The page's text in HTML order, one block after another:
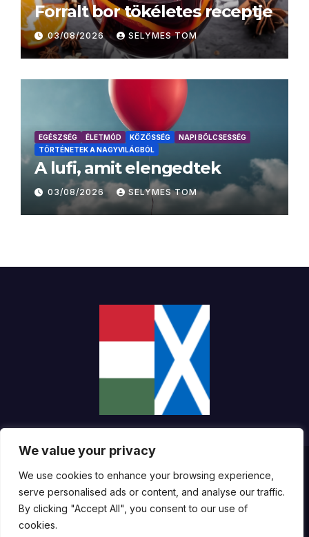
We value your privacy
We use cookies to enhance your browsing experience,
serve personalised ads or content, and analyse our traffic.
By clicking "Accept All", you consent to our use of
cookies.
Forralt bor tökéletes receptje
03/08/2026 SELYMES TOM
EGÉSZSÉG ÉLETMÓD KÖZÖSSÉG
NAPI BÖLCSESSÉG
TÖRTÉNETEK A NAGYVILÁGBÓL
A lufi, amit elengedtek
03/08/2026 SELYMES TOM
Proudly powered by WordPress |Theme:NewsupbyThemeansar
About the Website and the Technologies We Use
Accessibility Statement